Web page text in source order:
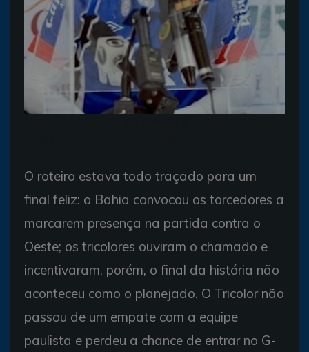
O roteiro estava todo traçado para um
final feliz: o Bahia convocou os torcedores a
marcarem presença na partida contra o
Oeste; os tricolores ouviram o chamado e
incentivaram, porém, o final da história não
aconteceu como o planejado. O Tricolor não
passou de um empate com a equipe
paulista e perdeu a chance de entrar no G-